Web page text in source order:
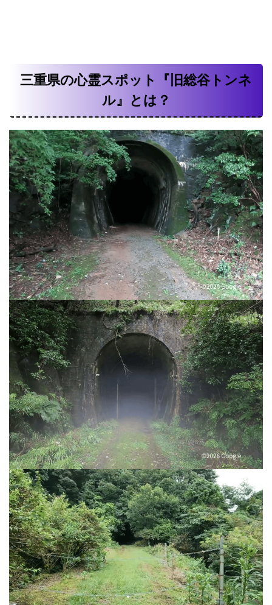
三重県の心霊スポット『旧総谷トンネ
ル』とは？